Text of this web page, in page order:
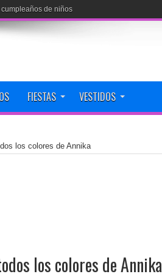
de niños
FIESTAS VESTIDOS
los colores de Annika
los colores de Annika